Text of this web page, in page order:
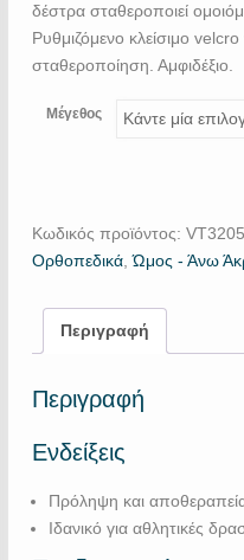
δέστρα σταθεροποιεί
Ρυθμιζόμενο κλείσιμο
σταθεροποίηση. Αμφιδέξιο.
Μέγεθος
Κωδικός προϊόντος:
Ορθοπεδικά,Ώμος - Άνω
Περιγραφή
Περιγραφή
Ενδείξεις
Πρόληψη και
Ιδανικό για αθλητικές